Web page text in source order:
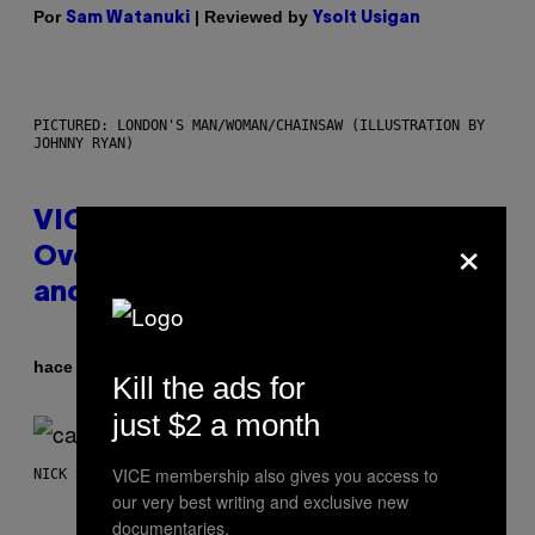
Por Sam Watanuki | Reviewed by Ysolt Usigan
PICTURED: LONDON'S MAN/WOMAN/CHAINSAW (ILLUSTRATION BY
JOHNNY RYAN)
VICE Album Reviews, August 7:
Overmono, Twenty One Pilots,
and More
hace 1 hora
NICK STOCKTON FOR VICE
×
Kill the ads for
just $2 a month
VICE membership also gives you access to
our very best writing and exclusive new
documentaries.